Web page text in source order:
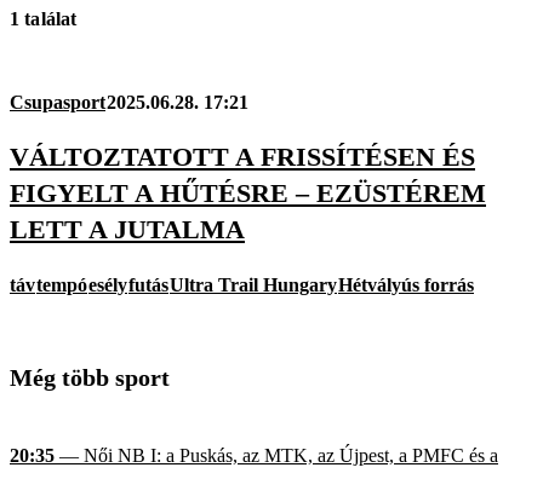
1 találat
Csupasport2025.06.28. 17:21
VÁLTOZTATOTT A FRISSÍTÉSEN ÉS
FIGYELT A HŰTÉSRE – EZÜSTÉREM
LETT A JUTALMA
távtempóesélyfutásUltra Trail HungaryHétvályús forrás
Még több sport
20:35 — Női NB I: a Puskás, az MTK, az Újpest, a PMFC és a